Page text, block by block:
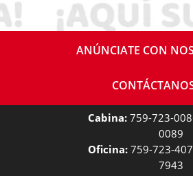
ANÚNCIATE CON
Cabina: 759-723-
0089
Oficina:759-723-
7943